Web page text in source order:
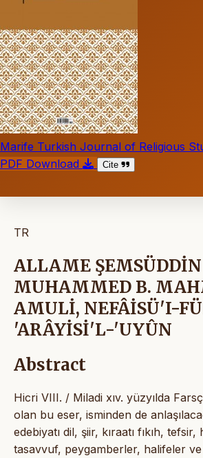
Marife Turkish Journal of Religious
PDF Download
Cite
TR
ALLAME ŞEMSÜDDİN
MUHAMMED B.
AMULİ, NEFÂİSÜ'I-
'ARÂYİSİ'L-'UYÛN
Abstract
Hicri VIII. / Miladi xıv. yüzyılda
olan bu eser, isminden de
edebiyatı dil, şiir, kıraatı fıkıh,
tasavvuf, peygamberler, halifeler